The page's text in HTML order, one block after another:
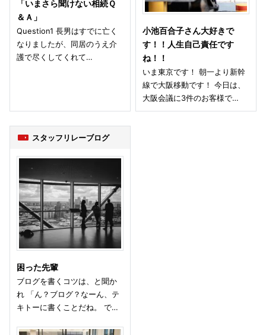
「いまさら聞けない相続Ｑ
＆Ａ」
Question1 長男はすでに亡く
なりましたが、同居のうえ介
護で尽くしてくれて…
小池百合子さん大好きで
す！！人生自己責任です
ね！！
いま東京です！ 朝一より新幹
線で大阪移動です！ 今日は、
大阪会議に3件のお客様で…
スタッフリレーブログ
困った先輩
ブログを書くコツは、と聞か
れ 「ん？ブログ？なーん、テ
キトーに書くことだね。 で…